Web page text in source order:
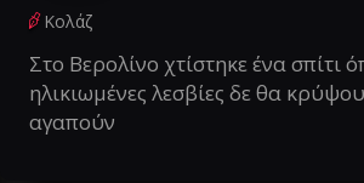
Κολάζ
Στο Βερολίνο χτίστηκε ένα σπίτι
ηλικιωμένες λεσβίες δε θα
αγαπούν